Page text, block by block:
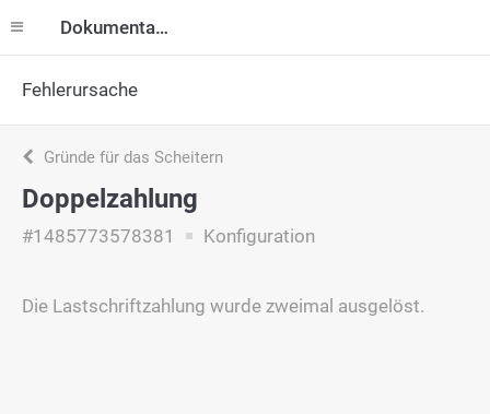
Dokumentation
Fehlerursache
Gründe für das Scheitern
Doppelzahlung
#1485773578381 Konfiguration
Die Lastschriftzahlung wurde zweimal ausgelöst.